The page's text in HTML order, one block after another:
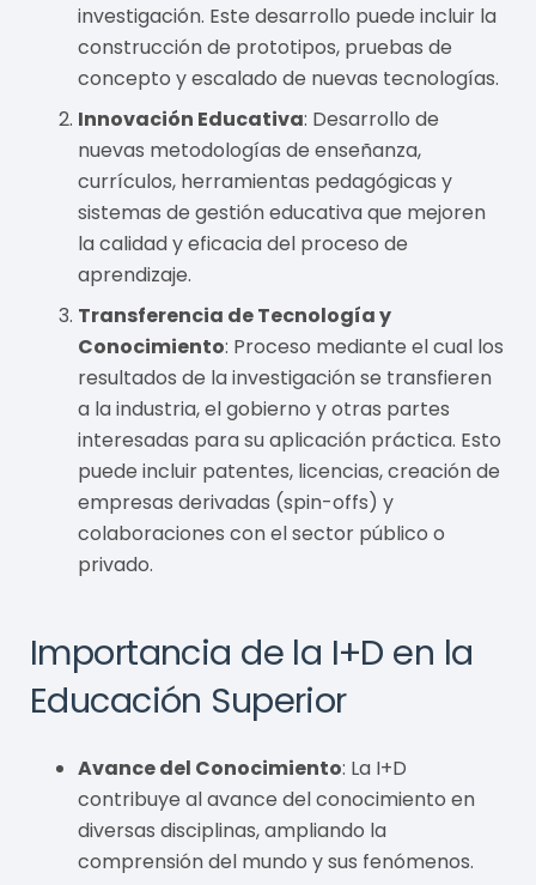
investigación. Este desarrollo puede incluir la
construcción de prototipos, pruebas de
concepto y escalado de nuevas tecnologías.
Innovación Educativa: Desarrollo de
nuevas metodologías de enseñanza,
currículos, herramientas pedagógicas y
sistemas de gestión educativa que mejoren
la calidad y eficacia del proceso de
aprendizaje.
Transferencia de Tecnología y
Conocimiento: Proceso mediante el cual los
resultados de la investigación se transfieren
a la industria, el gobierno y otras partes
interesadas para su aplicación práctica. Esto
puede incluir patentes, licencias, creación de
empresas derivadas (spin-offs) y
colaboraciones con el sector público o
privado.
Importancia de la I+D en la
Educación Superior
Avance del Conocimiento: La I+D
contribuye al avance del conocimiento en
diversas disciplinas, ampliando la
comprensión del mundo y sus fenómenos.